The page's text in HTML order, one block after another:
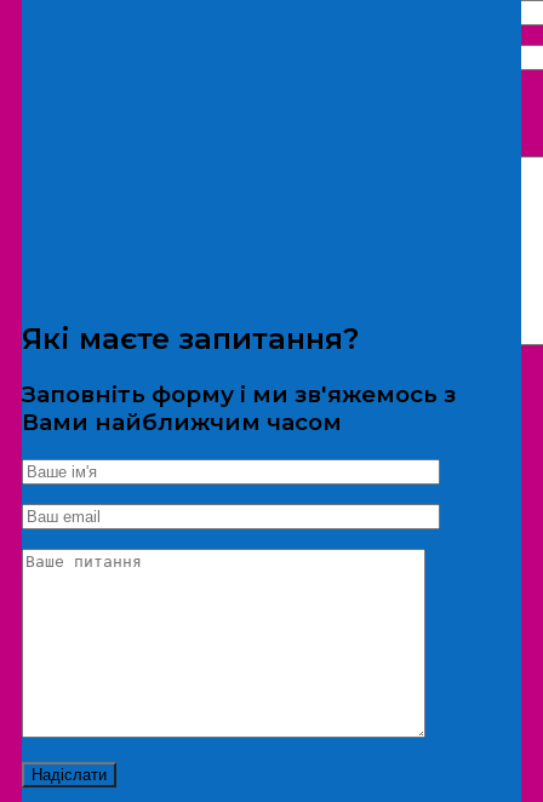
*Дані не передаються третім особам
Екскурсія/локація
Які маєте запитання?
Заповніть форму і ми зв'яжемось з
Вами найближчим часом